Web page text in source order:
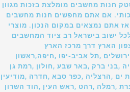
חנות מחשבים מומלצת בזכות מגוון
אם אתם מחפשים חנות מחשבים
אתם נמצאים במקום הנכון. מוצרי
ישוב בישראל רב ציוד המחשבים
הארץ דרך מרכז הארץ
,תל אביב-יפו ,חיפה,ראשון
,בני ברק ,באר שבע ,חולון ,רמת גן
ים ,הרצליה ,כפר סבא ,חדרה ,מודיעין
,רמלה ,רהט ,ראש העין ,הוד השרון